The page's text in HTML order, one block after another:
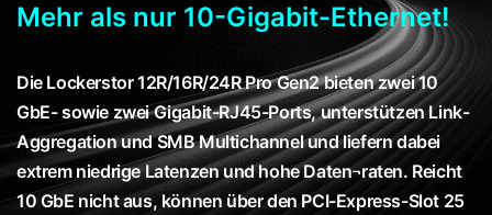
Mehr als nur 10-Gigabit-Ethernet!
Die Lockerstor 12R/16R/24R Pro Gen2 bieten zwei 10
GbE- sowie zwei Gigabit-RJ45-Ports, unterstützen Link-
Aggregation und SMB Multichannel und liefern dabei
extrem niedrige Latenzen und hohe Daten¬raten. Reicht
10 GbE nicht aus, können über den PCI-Express-Slot 25